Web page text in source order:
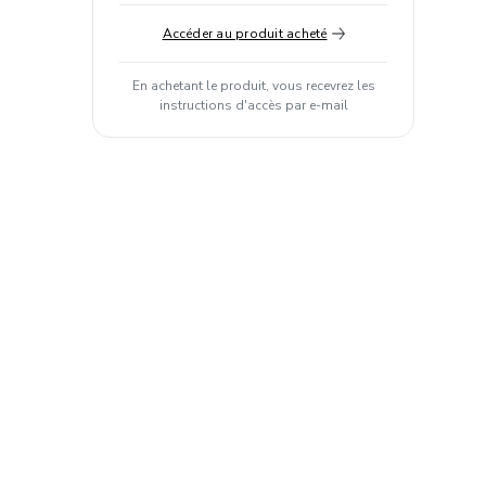
Accéder au produit acheté
En achetant le produit, vous recevrez les
instructions d'accès par e-mail